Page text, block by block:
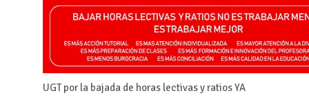
UGT por la bajada de horas lectivas y ratios YA